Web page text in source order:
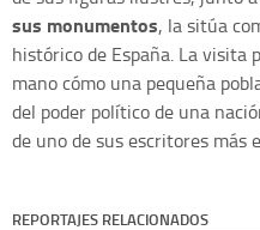
sus monumentos, la sitúa
histórico de España. La visita
mano cómo una pequeña
del poder político de una
de uno de sus escritores más
REPORTAJES RELACIONADOS